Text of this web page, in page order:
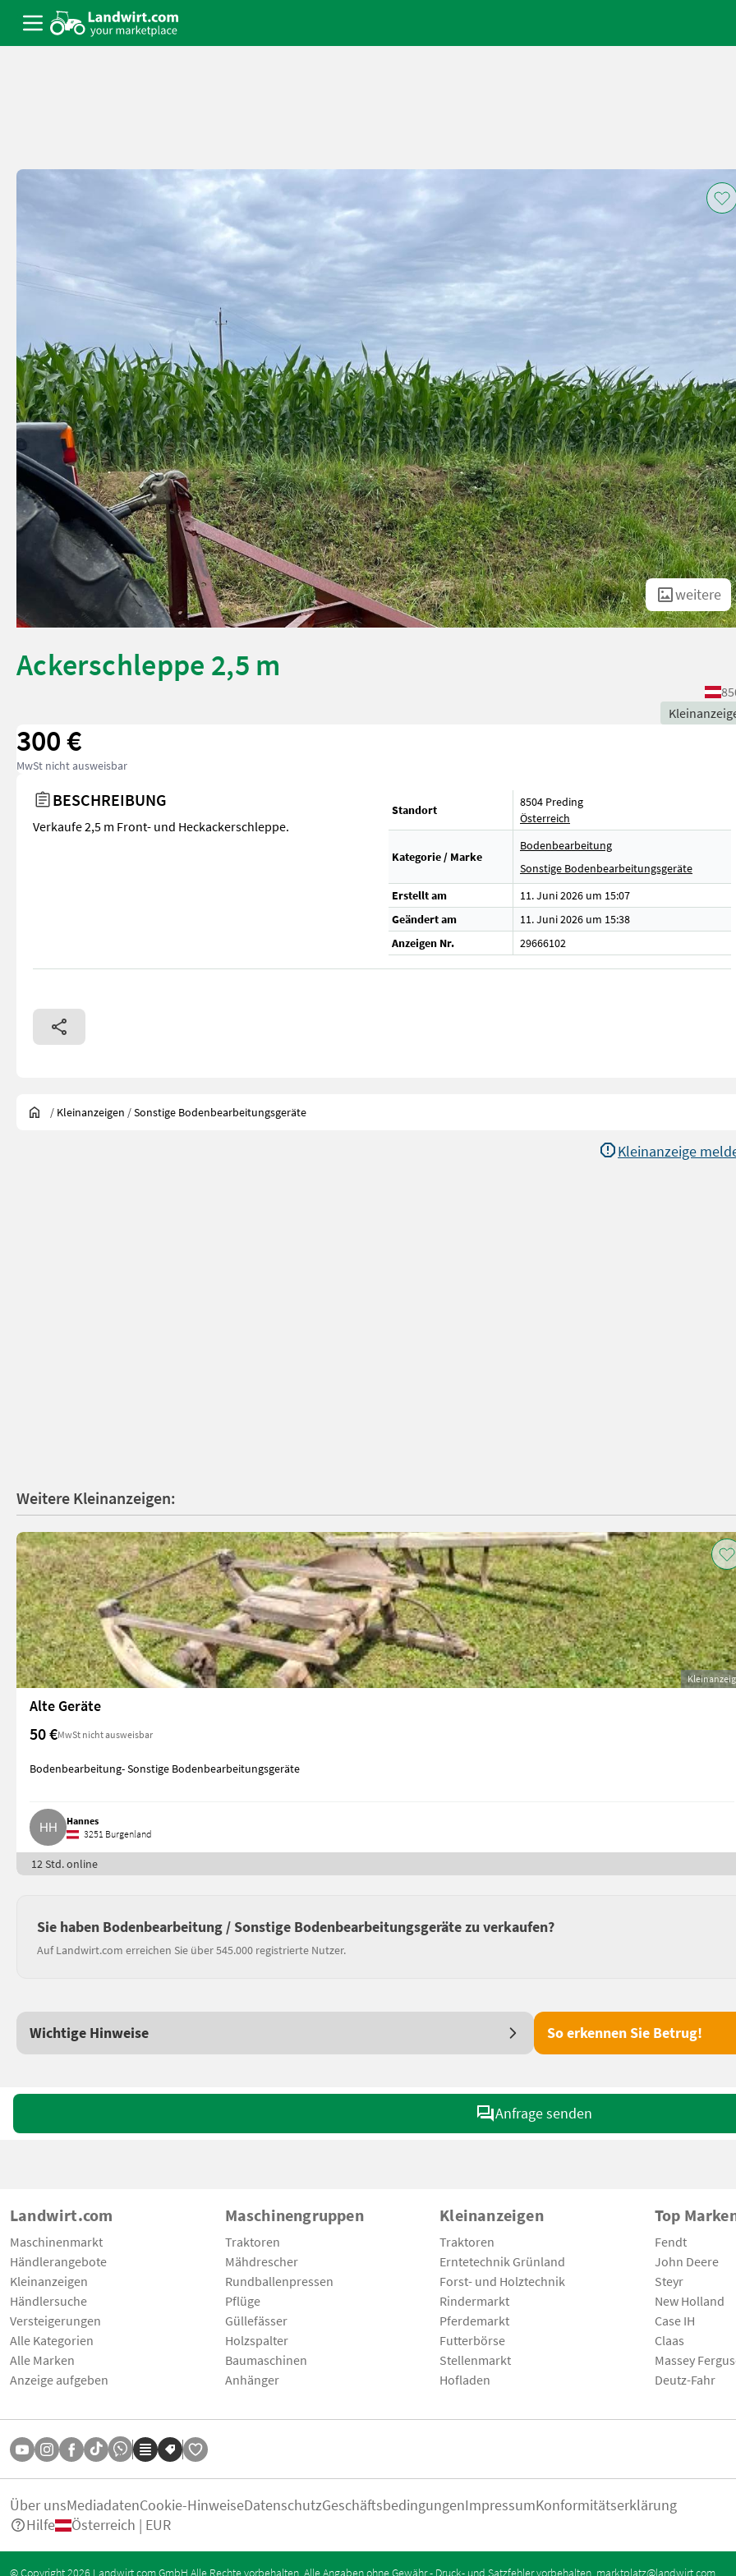
weitere
Ackerschleppe 2,5 m
300 €
MwSt nicht ausweisbar
BESCHREIBUNG
Verkaufe 2,5 m Front- und Heckackerschleppe.
Standort
8504 Preding
Österreich
Kategorie / Marke
Bodenbearbeitung
Sonstige Bodenbearbeitungsgeräte
Erstellt am
11. Juni 2026 um 15:07
Geändert am
11. Juni 2026 um 15:38
Anzeigen Nr.
29666102
/ Kleinanzeigen /Sonstige Bodenbearbeitungsgeräte
Kleinanzeige
Weitere Kleinanzeigen:
Alte Geräte
50 €MwSt nicht ausweisbar
Bodenbearbeitung- Sonstige Bodenbearbeitungsgeräte
Hannes
3251 Burgenland
12 Std. online
Sie haben Bodenbearbeitung / Sonstige Bodenbearbeitungsgeräte zu verkaufen?
Auf Landwirt.com erreichen Sie über 545.000 registrierte Nutzer.
Wichtige Hinweise So erkennen Sie Betrug!
Anfrage senden
Landwirt.com
Maschinenmarkt
Händlerangebote
Kleinanzeigen
Händlersuche
Versteigerungen
Alle Kategorien
Alle Marken
Anzeige aufgeben
Maschinengruppen
Traktoren
Mähdrescher
Rundballenpressen
Pflüge
Güllefässer
Holzspalter
Baumaschinen
Anhänger
Kleinanzeigen
Traktoren
Erntetechnik Grünland
Forst- und Holztechnik
Rindermarkt
Pferdemarkt
Futterbörse
Stellenmarkt
Hofladen
Top
Fendt
John Deere
Steyr
New Holland
Case IH
Claas
Massey
Deutz-Fahr
Über unsMediadatenCookie-HinweiseDatenschutzGeschäftsbedingungenImpressumKonformitätserklärung
Hilfe
Österreich | EUR
© Copyright 2026 Landwirt.com GmbH Alle Rechte vorbehalten. Alle Angaben ohne Gewähr - Druck- und Satzfehler vorbehalten. marktplatz@landwirt.com